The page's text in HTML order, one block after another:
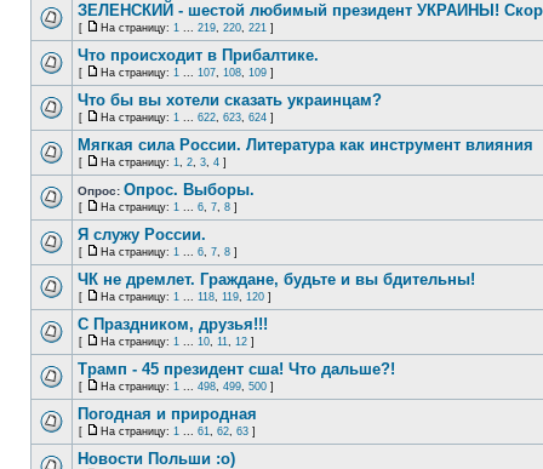
ЗЕЛЕНСКИЙ - шестой любимый президент УКРАИНЫ!
[ На страницу: 1 ... 219, 220, 221 ]
Что происходит в Прибалтике.
[ На страницу: 1 ... 107, 108, 109 ]
Что бы вы хотели сказать украинцам?
[ На страницу: 1 ... 622, 623, 624 ]
Мягкая сила России. Литература как инструмент влияния
[ На страницу: 1, 2, 3, 4 ]
Опрос: Опрос. Выборы.
[ На страницу: 1 ... 6, 7, 8 ]
Я служу России.
[ На страницу: 1 ... 6, 7, 8 ]
ЧК не дремлет. Граждане, будьте и вы бдительны!
[ На страницу: 1 ... 118, 119, 120 ]
С Праздником, друзья!!!
[ На страницу: 1 ... 10, 11, 12 ]
Трамп - 45 президент сша! Что дальше?!
[ На страницу: 1 ... 498, 499, 500 ]
Погодная и природная
[ На страницу: 1 ... 61, 62, 63 ]
Новости Польши :o)